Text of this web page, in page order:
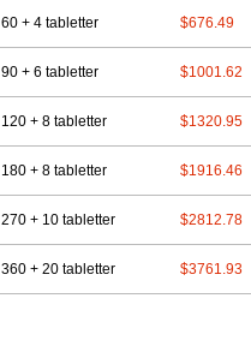
60 + 4 tabletter $676.49
90 + 6 tabletter $1001.62
120 + 8 tabletter $1320.95
180 + 8 tabletter $1916.46
270 + 10 tabletter $2812.78
360 + 20 tabletter $3761.93